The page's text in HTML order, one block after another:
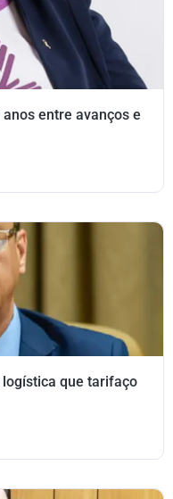
entre avanços e
que tarifaço